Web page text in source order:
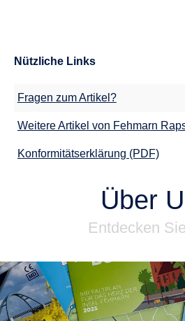
Nützliche Links
Fragen zum Artikel?
Weitere Artikel von Fehmarn
Konformitätserklärung (PDF)
Über
Entdecken